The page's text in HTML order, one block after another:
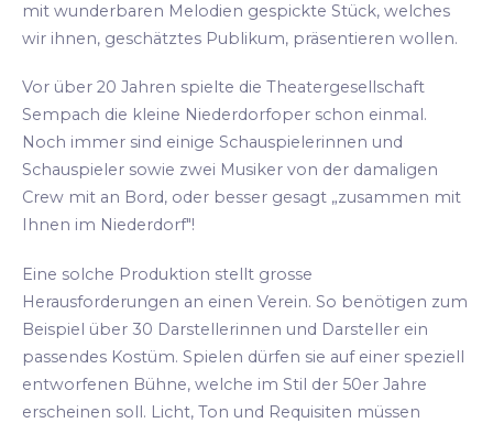
mit wunderbaren Melodien gespickte Stück, welches
wir ihnen, geschätztes Publikum, präsentieren wollen.
Vor über 20 Jahren spielte die Theatergesellschaft
Sempach die kleine Niederdorfoper schon einmal.
Noch immer sind einige Schauspielerinnen und
Schauspieler sowie zwei Musiker von der damaligen
Crew mit an Bord, oder besser gesagt „zusammen mit
Ihnen im Niederdorf"!
Eine solche Produktion stellt grosse
Herausforderungen an einen Verein. So benötigen zum
Beispiel über 30 Darstellerinnen und Darsteller ein
passendes Kostüm. Spielen dürfen sie auf einer speziell
entworfenen Bühne, welche im Stil der 50er Jahre
erscheinen soll. Licht, Ton und Requisiten müssen